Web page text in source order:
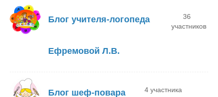
Блог учителя-логопеда
Ефремовой Л.В.
36
участников
Блог шеф-повара 4 участника